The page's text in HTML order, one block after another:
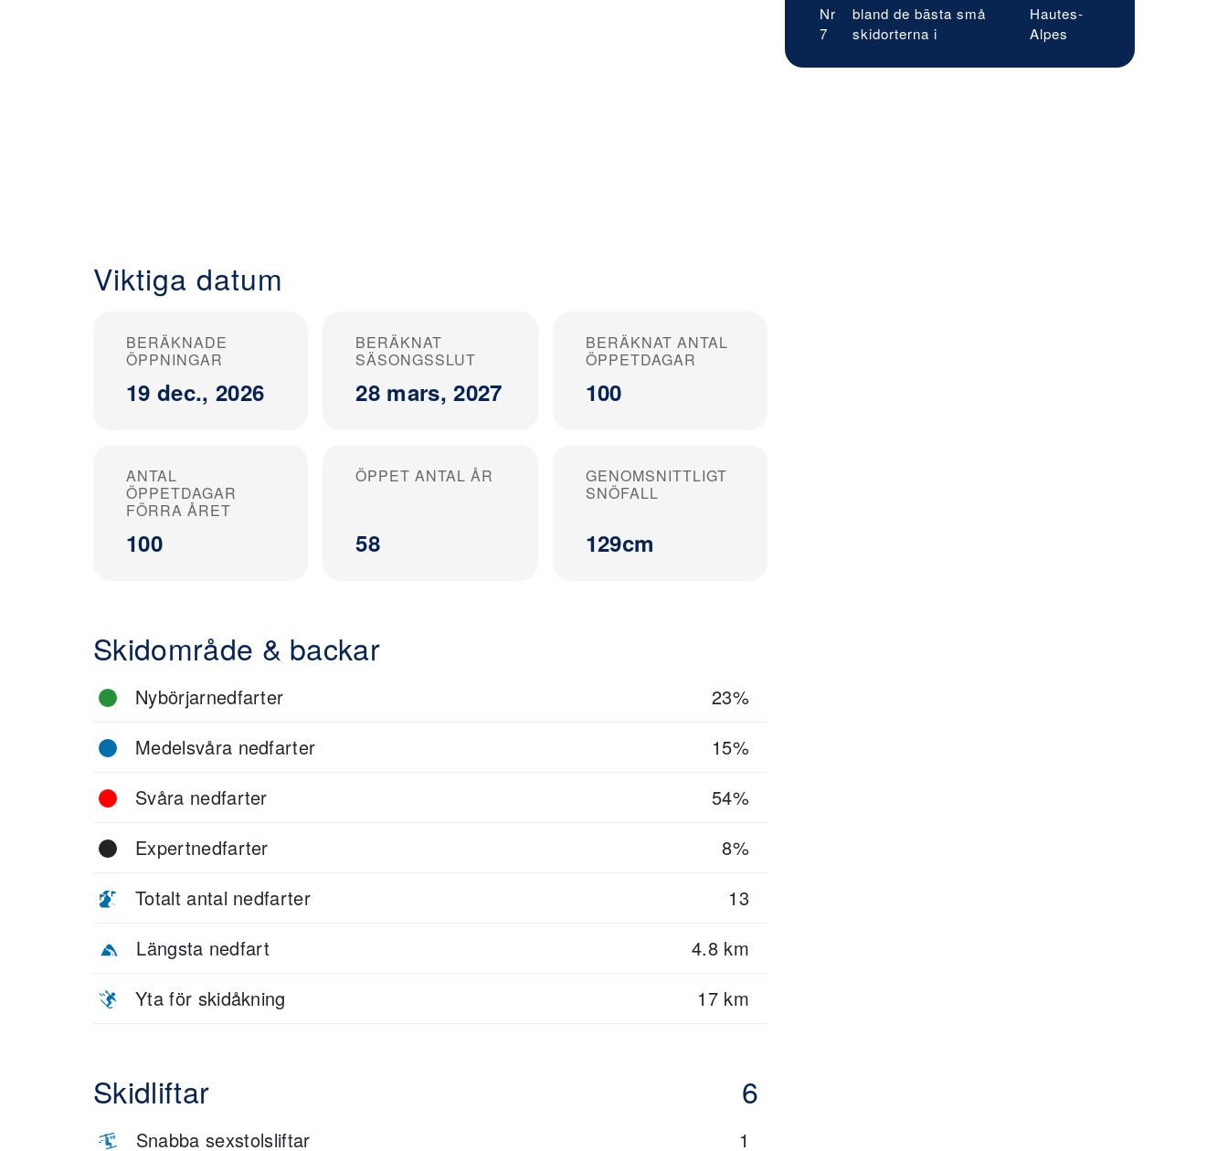
Nr
7
bland de bästa små
skidorterna i
Hautes-
Alpes
Viktiga datum
BERÄKNADE
ÖPPNINGAR
19 dec., 2026
BERÄKNAT
SÄSONGSSLUT
28 mars, 2027
BERÄKNAT ANTAL
ÖPPETDAGAR
100
ANTAL
ÖPPETDAGAR
FÖRRA ÅRET
100
ÖPPET ANTAL ÅR
58
GENOMSNITTLIGT
SNÖFALL
129cm
Skidområde & backar
Nybörjarnedfarter
23%
Medelsvåra nedfarter
15%
Svåra nedfarter
54%
Expertnedfarter
8%
Totalt antal nedfarter
13
Längsta nedfart
4.8 km
Yta för skidåkning
17 km
Skidliftar 6
Snabba sexstolsliftar
1